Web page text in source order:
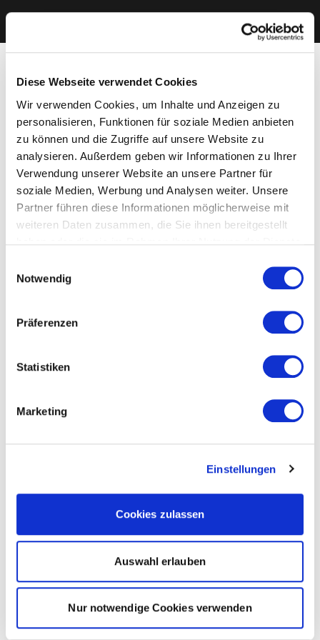
Diese Webseite verwendet Cookies
Wir verwenden Cookies, um Inhalte und Anzeigen zu
personalisieren, Funktionen für soziale Medien anbieten
zu können und die Zugriffe auf unsere Website zu
analysieren. Außerdem geben wir Informationen zu Ihrer
Verwendung unserer Website an unsere Partner für
soziale Medien, Werbung und Analysen weiter. Unsere
Partner führen diese Informationen möglicherweise mit
weiteren Daten zusammen, die Sie ihnen bereitgestellt
Cookies, wenn Sie unsere Webseite weiterhin nutzen.
Notwendig
Präferenzen
Statistiken
Marketing
Einstellungen
Cookies zulassen
Auswahl erlauben
Nur notwendige Cookies verwenden